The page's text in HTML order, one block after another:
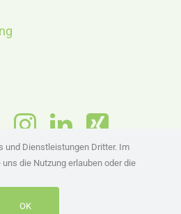
und Dienstleistungen Dritter. Im
die Nutzung erlauben oder die
OK